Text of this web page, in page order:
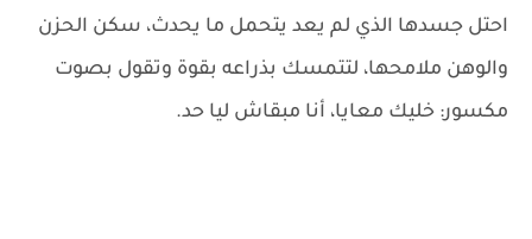
احتل جسدها الذي لم يعد يتحمل ما يحدث، سكن الحزن
والوهن ملامحها، لتتمسك بذراعه بقوة وتقول بصوت
مكسور: خليك معايا، أنا مبقاش ليا حد.